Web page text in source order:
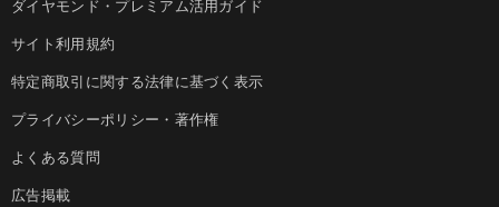
ダイヤモンド・プレミアム活用ガイド
サイト利用規約
特定商取引に関する法律に基づく表示
プライバシーポリシー・著作権
よくある質問
広告掲載